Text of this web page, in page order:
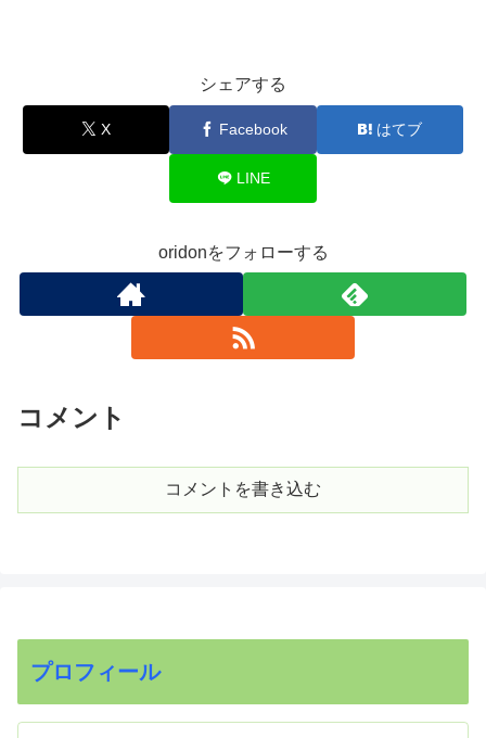
シェアする
X Facebook はてブ
LINE
oridonをフォローする
コメント
コメントを書き込む
プロフィール